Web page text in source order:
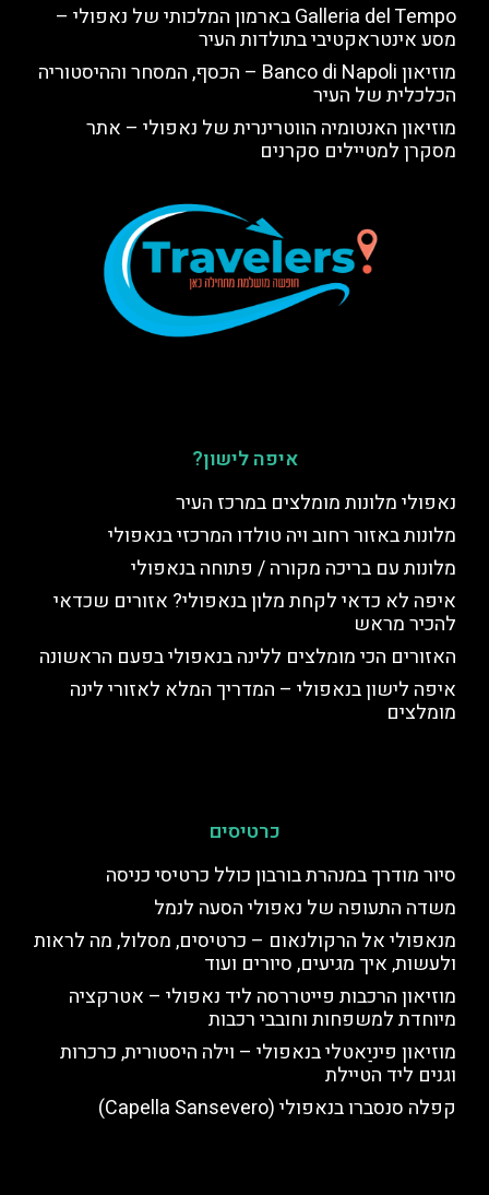
Galleria del Tempo בארמון המלכותי של נאפולי –
מסע אינטראקטיבי בתולדות העיר
מוזיאון Banco di Napoli – הכסף, המסחר וההיסטוריה
הכלכלית של העיר
מוזיאון האנטומיה הווטרינרית של נאפולי – אתר
מסקרן למטיילים סקרנים
איפה לישון?
נאפולי מלונות מומלצים במרכז העיר
מלונות באזור רחוב ויה טולדו המרכזי בנאפולי
מלונות עם בריכה מקורה / פתוחה בנאפולי
איפה לא כדאי לקחת מלון בנאפולי? אזורים שכדאי
להכיר מראש
האזורים הכי מומלצים ללינה בנאפולי בפעם הראשונה
איפה לישון בנאפולי – המדריך המלא לאזורי לינה
מומלצים
כרטיסים
סיור מודרך במנהרת בורבון כולל כרטיסי כניסה
משדה התעופה של נאפולי הסעה לנמל
מנאפולי אל הרקולנאום – כרטיסים, מסלול, מה לראות
ולעשות, איך מגיעים, סיורים ועוד
מוזיאון הרכבות פייטררסה ליד נאפולי – אטרקציה
מיוחדת למשפחות וחובבי רכבות
מוזיאון פיניַאטלי בנאפולי – וילה היסטורית, כרכרות
וגנים ליד הטיילת
קפלה סנסברו בנאפולי (Capella Sansevero)